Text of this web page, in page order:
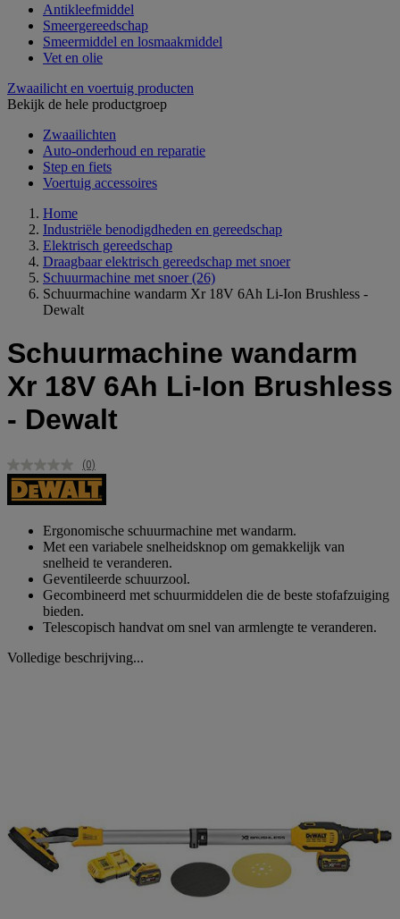
Antikleefmiddel
Smeergereedschap
Smeermiddel en losmaakmiddel
Vet en olie
Zwaailicht en voertuig producten
Bekijk de hele productgroep
Zwaailichten
Auto-onderhoud en reparatie
Step en fiets
Voertuig accessoires
Home
Industriële benodigdheden en gereedschap
Elektrisch gereedschap
Draagbaar elektrisch gereedschap met snoer
Schuurmachine met snoer (26)
Schuurmachine wandarm Xr 18V 6Ah Li-Ion Brushless -
Dewalt
Schuurmachine wandarm
Xr 18V 6Ah Li-Ion Brushless
- Dewalt
Geen
scorewaarde.
Dezelfde
(0)
Ergonomische schuurmachine met wandarm.
Met een variabele snelheidsknop om gemakkelijk van
snelheid te veranderen.
Geventileerde schuurzool.
Gecombineerd met schuurmiddelen die de beste stofafzuiging
bieden.
Telescopisch handvat om snel van armlengte te veranderen.
Volledige beschrijving...